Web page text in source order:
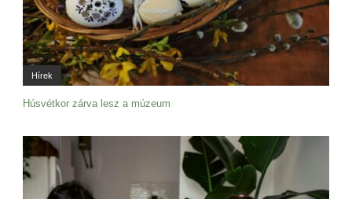
Hírek
Húsvétkor zárva lesz a múzeum